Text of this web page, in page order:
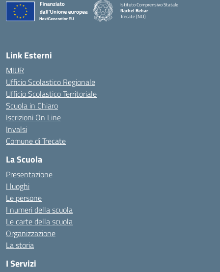
Istituto Comprensivo Statale
Rachel Behar
Trecate (NO)
Link Esterni
MIUR
Ufficio Scolastico Regionale
Ufficio Scolastico Territoriale
Scuola in Chiaro
Iscrizioni On Line
Invalsi
Comune di Trecate
La Scuola
Presentazione
I luoghi
Le persone
I numeri della scuola
Le carte della scuola
Organizzazione
La storia
I Servizi